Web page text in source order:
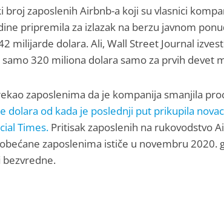
broj zaposlenih Airbnb-a koji su vlasnici
pripremila za izlazak na berzu javnom
milijarde dolara. Ali, Wall Street Journal
320 miliona dolara samo za prvih devet
zaposlenima da je kompanija smanjila
dolara od kada je poslednji put prikupila
Times.Pritisak zaposlenih na rukovodstvo
zaposlenima ističe u novembru 2020.
bezvredne.